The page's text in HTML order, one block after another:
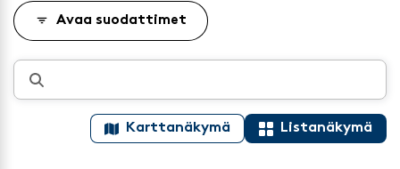
Avaa suodattimet
Karttanäkymä Listanäkymä